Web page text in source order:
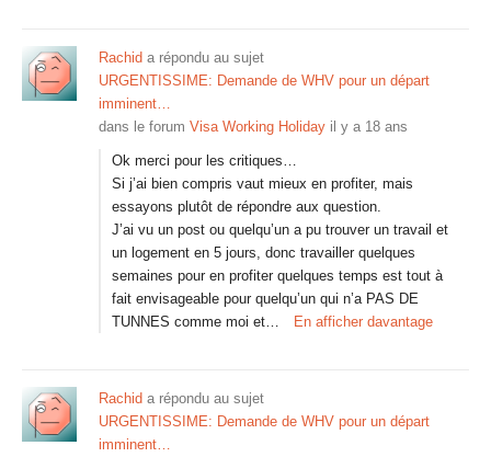
Rachid a répondu au sujet
URGENTISSIME: Demande de WHV pour un départ
imminent…
dans le forum Visa Working Holiday il y a 18 ans
Ok merci pour les critiques…
Si j’ai bien compris vaut mieux en profiter, mais
essayons plutôt de répondre aux question.
J’ai vu un post ou quelqu’un a pu trouver un travail et
un logement en 5 jours, donc travailler quelques
semaines pour en profiter quelques temps est tout à
fait envisageable pour quelqu’un qui n’a PAS DE
TUNNES comme moi et…
En afficher davantage
Rachid a répondu au sujet
URGENTISSIME: Demande de WHV pour un départ
imminent…